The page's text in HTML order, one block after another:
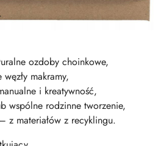
ozdoby choinkowe,
makramy,
i kreatywność,
wspólne rodzinne tworzenie,
z materiałów z recyklingu.